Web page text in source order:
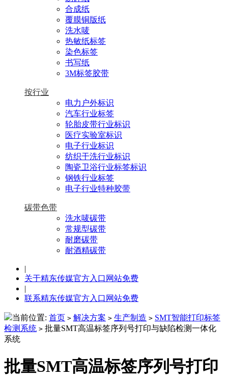
合成纸
覆膜铜版纸
洗水唛
热敏纸标签
染色标签
书写纸
3M标签胶带
按行业
电力户外标识
汽车行业标签
轮胎皮带行业标识
医疗实验室标识
电子行业标识
纺织干洗行业标识
陶瓷卫浴行业标签标识
钢铁行业标签
电子行业特种胶带
碳带色带
洗水唛碳带
常规型碳带
耐磨碳带
耐酒精碳带
|
关于精东传媒官方入口网站免费
|
联系精东传媒官方入口网站免费
当前位置: 首页 > 解决方案 > 生产制造 > SMT智能打印标签
检测系统 > 批量SMT高温标签序列号打印与缺陷检测一体化
系统
批量SMT高温标签序列号打印